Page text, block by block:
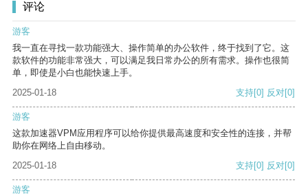
评论
游客
我一直在寻找一款功能强大、操作简单的办公软件，终于找到了它。这
款软件的功能非常强大，可以满足我日常办公的所有需求。操作也很简
单，即使是小白也能快速上手。
2025-01-18
支持[0] 反对[0]
游客
这款加速器VPM应用程序可以给你提供最高速度和安全性的连接，并帮
助你在网络上自由移动。
2025-01-18
支持[0] 反对[0]
游客